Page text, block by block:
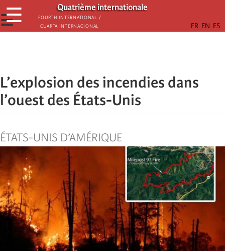
Aller
au
contenu
Quatrième internationale
Fourth International /
Cuarta Internacional
☰
☰
L’explosion des incendies dans
l’ouest des États-Unis
ÉTATS-UNIS D’AMÉRIQUE